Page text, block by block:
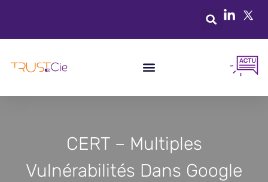
CERT – Multiples
Vulnérabilités Dans Google